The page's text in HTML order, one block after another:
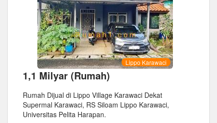
Lippo Karawaci
1,1 Milyar (Rumah)
Rumah Dijual di Lippo Village Karawaci Dekat
Supermal Karawaci, RS Siloam Lippo Karawaci,
Universitas Pelita Harapan.